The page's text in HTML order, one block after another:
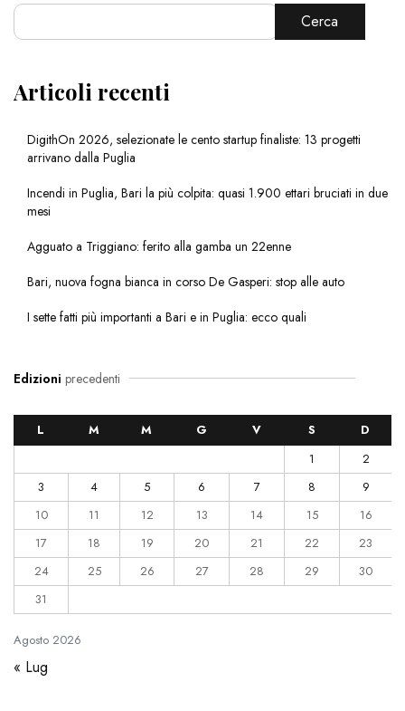
Cerca
Articoli recenti
DigithOn 2026, selezionate le cento startup finaliste: 13 progetti
arrivano dalla Puglia
Incendi in Puglia, Bari la più colpita: quasi 1.900 ettari bruciati in due
mesi
Agguato a Triggiano: ferito alla gamba un 22enne
Bari, nuova fogna bianca in corso De Gasperi: stop alle auto
I sette fatti più importanti a Bari e in Puglia: ecco quali
Edizioni precedenti
Agosto 2026
L M M G V S
D
1
2
3
4 5 6 7 8
9
10
11 12 13 14 15
16
17
18 19 20 21 22
23
24
25 26 27 28 29
30
31
« Lug